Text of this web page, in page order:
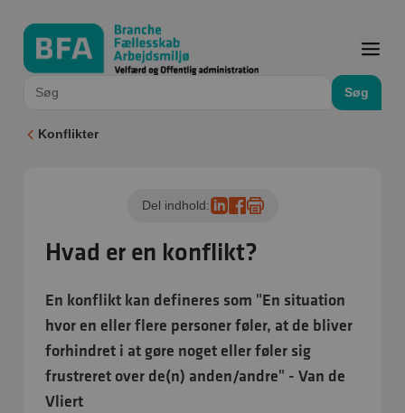
Søg
Konflikter
Hvad er en konflikt?
Del indhold:
En konflikt kan defineres som "En situation
hvor en eller flere personer føler, at de bliver
forhindret i at gøre noget eller føler sig
frustreret over de(n) anden/andre" - Van de
Vliert